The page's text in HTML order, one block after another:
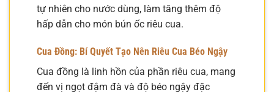
tự nhiên cho nước dùng, làm tăng thêm độ
hấp dẫn cho món bún ốc riêu cua.
Cua Đồng: Bí Quyết Tạo Nên Riêu Cua Béo Ngậy
Cua đồng là linh hồn của phần riêu cua, mang
đến vị ngọt đậm đà và độ béo ngậy đặc